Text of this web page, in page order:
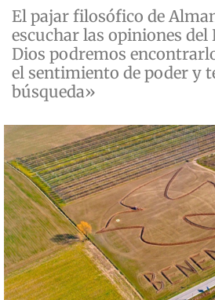
El pajar filosófico de
escuchar las opiniones del
Dios podremos
el sentimiento de poder y
búsqueda»